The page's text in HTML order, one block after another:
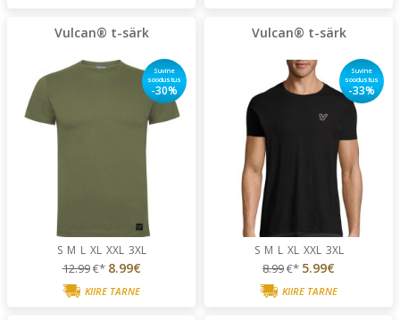
Vulcan® t-särk
Suvine
soodustus
-30%
S M L XL XXL 3XL
12.99€* 8.99€
KIIRE TARNE
Vulcan® t-särk
Suvine
soodustus
-33%
S M L XL XXL 3XL
8.99€* 5.99€
KIIRE TARNE